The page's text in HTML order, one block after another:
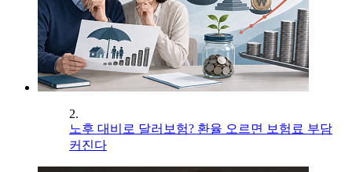
2.
노후 대비로 달러보험? 환율 오르면 보험료 부담
커진다